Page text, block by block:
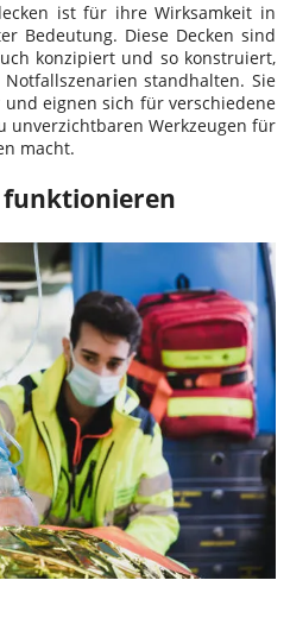
ist für ihre Wirksamkeit in
Bedeutung. Diese Decken sind
konzipiert und so konstruiert,
standhalten. Sie
eignen sich für verschiedene
unverzichtbaren Werkzeugen für
macht.
funktionieren